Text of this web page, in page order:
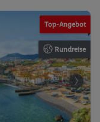
Top-Angebot
Rundreise